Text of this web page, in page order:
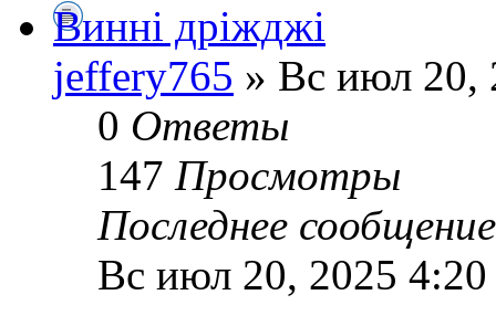
Винні дріжджі
jeffery765 » Вс июл 20,
0 Ответы
147 Просмотры
Последнее
Вс июл 20, 2025 4:20